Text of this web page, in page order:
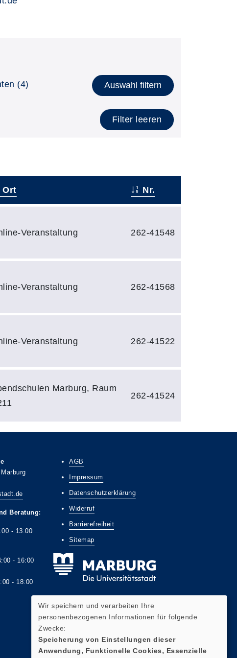
(4) Auswahl filtern
Filter leeren
Ort Nr.
Veranstaltung 262-41548
Veranstaltung 262-41568
Veranstaltung 262-41522
Marburg, Raum
262-41524
Beratung:
- 13:00
16:00
18:00
AGB
Impressum
Datenschutzerklärung
Widerruf
Barrierefreiheit
Sitemap
Wir speichern und verarbeiten Ihre
personenbezogenen Informationen für folgende
Zwecke:
Speicherung von Einstellungen dieser
Anwendung, Funktionelle Cookies, Essenzielle